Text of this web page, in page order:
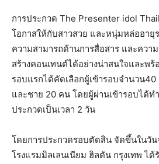
การประกวด The Presenter idol
โอกาสให้กับสาวสวย และหนุ่มหล่ออายุ
ความสามารถด้านการสื่อสาร และควา
สร้างคอนเทนต์ได้อย่างน่าสนใจและพ
รอบแรกได้คัดเลือกผู้เข้ารอบจำนวน
และชาย 20 คน โดยผู้ผ่านเข้ารอบได้ท
ประกวดเป็นเวลา 2 วัน
โดยการประกวดรอบตัดสิน จัดขึ้นในวั
โรงแรมมิลเลนเนียม ฮิลตัน กรุงเทพ ไ